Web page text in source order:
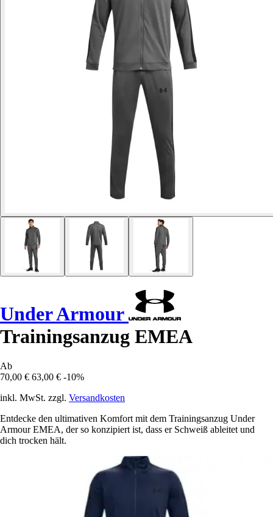
Under Armour
Trainingsanzug EMEA
Ab
70,00 € 63,00 € -10%
inkl. MwSt. zzgl. Versandkosten
Entdecke den ultimativen Komfort mit dem Trainingsanzug Under
Armour EMEA, der so konzipiert ist, dass er Schweiß ableitet und
dich trocken hält.